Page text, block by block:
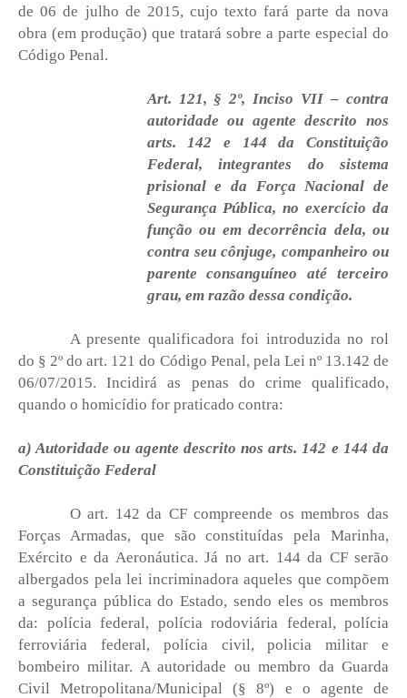
de 06 de julho de 2015, cujo texto fará parte da nova
obra (em produção) que tratará sobre a parte especial do
Código Penal.
Art. 121, § 2º, Inciso VII – contra
autoridade ou agente descrito nos
arts. 142 e 144 da Constituição
Federal, integrantes do sistema
prisional e da Força Nacional de
Segurança Pública, no exercício da
função ou em decorrência dela, ou
contra seu cônjuge, companheiro ou
parente consanguíneo até terceiro
grau, em razão dessa condição.
A presente qualificadora foi introduzida no rol
do § 2º do art. 121 do Código Penal, pela Lei nº 13.142 de
06/07/2015. Incidirá as penas do crime qualificado,
quando o homicídio for praticado contra:
a) Autoridade ou agente descrito nos arts. 142 e 144 da
Constituição Federal
O art. 142 da CF compreende os membros das
Forças Armadas, que são constituídas pela Marinha,
Exército e da Aeronáutica. Já no art. 144 da CF serão
albergados pela lei incriminadora aqueles que compõem
a segurança pública do Estado, sendo eles os membros
da: polícia federal, polícia rodoviária federal, polícia
ferroviária federal, polícia civil, policia militar e
bombeiro militar. A autoridade ou membro da Guarda
Civil Metropolitana/Municipal (§ 8º) e o agente de